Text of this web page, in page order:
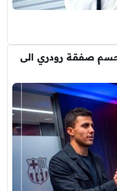
صفقة رودري الى